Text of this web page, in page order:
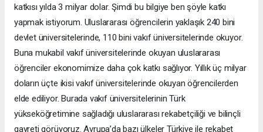
katkısı yılda 3 milyar dolar. Şimdi bu bilgiye ben şöyle katkı
yapmak istiyorum. Uluslararası öğrencilerin yaklaşık 240 bini
devlet üniversitelerinde, 110 bini vakıf üniversitelerinde okuyor.
Buna mukabil vakıf üniversitelerinde okuyan uluslararası
öğrenciler ekonomimize daha çok katkı sağlıyor. Yıllık üç milyar
doların üçte ikisi vakıf üniversitelerinde okuyan öğrencilerden
elde ediliyor. Burada vakıf üniversitelerinin Türk
yükseköğretimine sağladığı uluslararası rekabetçiliği ve bilinçli
gayreti görüyoruz. Avrupa’da bazı ülkeler Türkiye ile rekabet